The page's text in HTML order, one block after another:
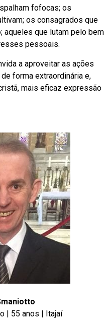
fofocas; os
os consagrados que
aqueles que lutam pelo bem
pessoais.
a aproveitar as ações
forma extraordinária e,
mais eficaz expressão
| 55 anos | Itajaí